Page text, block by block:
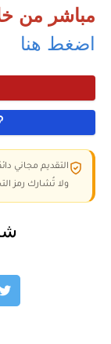
مباشر من
اضغط هنا
التقديم مجاني
ولا تُشارك رمز